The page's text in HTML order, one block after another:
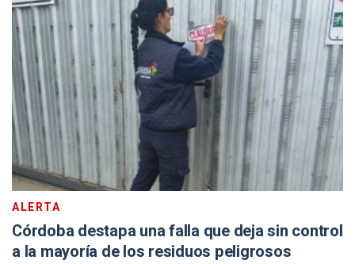
ALERTA
Córdoba destapa una falla que deja sin control
a la mayoría de los residuos peligrosos